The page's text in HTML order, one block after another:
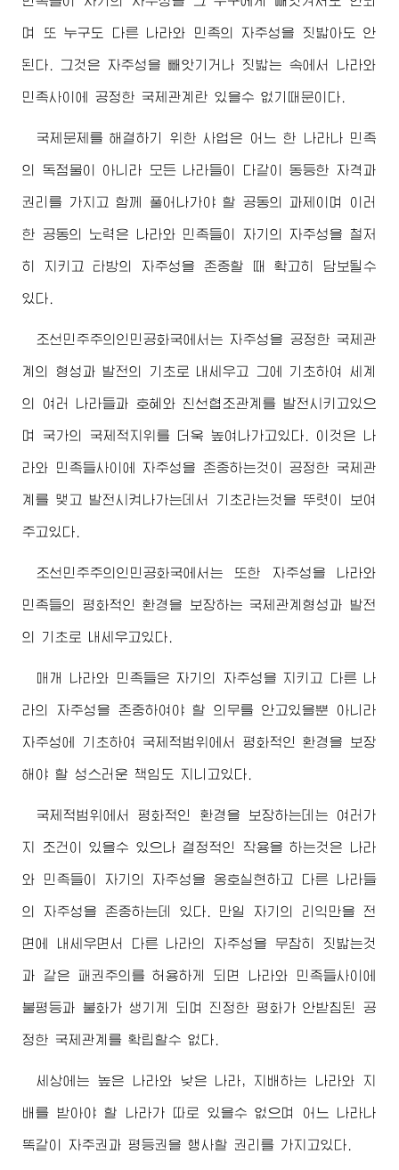
며 또 누구도 다른 나라와 민족의 자주성을 짓밟아도 안
된다. 그것은 자주성을 빼앗기거나 짓밟는 속에서 나라와
민족사이에 공정한 국제관계란 있을수 없기때문이다.
국제문제를 해결하기 위한 사업은 어느 한 나라나 민족
의 독점물이 아니라 모든 나라들이 다같이 동등한 자격과
권리를 가지고 함께 풀어나가야 할 공동의 과제이며 이러
한 공동의 노력은 나라와 민족들이 자기의 자주성을 철저
히 지키고 타방의 자주성을 존중할 때 확고히 담보될수
있다.
조선민주주의인민공화국에서는 자주성을 공정한 국제관
계의 형성과 발전의 기초로 내세우고 그에 기초하여 세계
의 여러 나라들과 호혜와 친선협조관계를 발전시키고있으
며 국가의 국제적지위를 더욱 높여나가고있다. 이것은 나
라와 민족들사이에 자주성을 존중하는것이 공정한 국제관
계를 맺고 발전시켜나가는데서 기초라는것을 뚜렷이 보여
주고있다.
조선민주주의인민공화국에서는 또한 자주성을 나라와
민족들의 평화적인 환경을 보장하는 국제관계형성과 발전
의 기초로 내세우고있다.
매개 나라와 민족들은 자기의 자주성을 지키고 다른 나
라의 자주성을 존중하여야 할 의무를 안고있을뿐 아니라
자주성에 기초하여 국제적범위에서 평화적인 환경을 보장
해야 할 성스러운 책임도 지니고있다.
국제적범위에서 평화적인 환경을 보장하는데는 여러가
지 조건이 있을수 있으나 결정적인 작용을 하는것은 나라
와 민족들이 자기의 자주성을 옹호실현하고 다른 나라들
의 자주성을 존중하는데 있다. 만일 자기의 리익만을 전
면에 내세우면서 다른 나라의 자주성을 무참히 짓밟는것
과 같은 패권주의를 허용하게 되면 나라와 민족들사이에
불평등과 불화가 생기게 되며 진정한 평화가 안받침된 공
정한 국제관계를 확립할수 없다.
세상에는 높은 나라와 낮은 나라, 지배하는 나라와 지
배를 받아야 할 나라가 따로 있을수 없으며 어느 나라나
똑같이 자주권과 평등권을 행사할 권리를 가지고있다.